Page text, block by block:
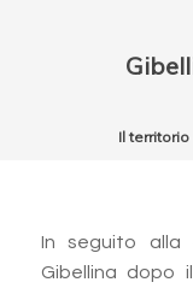
Il territorio
In seguito alla
Gibellina dopo